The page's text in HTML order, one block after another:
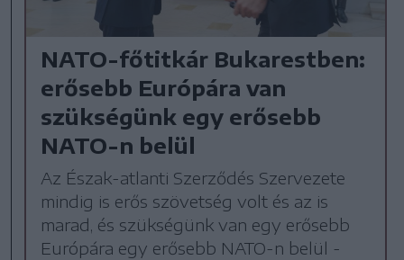
NATO-főtitkár Bukarestben:
erősebb Európára van
szükségünk egy erősebb
NATO-n belül
Az Észak-atlanti Szerződés Szervezete
mindig is erős szövetség volt és az is
marad, és szükségünk van egy erősebb
Európára egy erősebb NATO-n belül -